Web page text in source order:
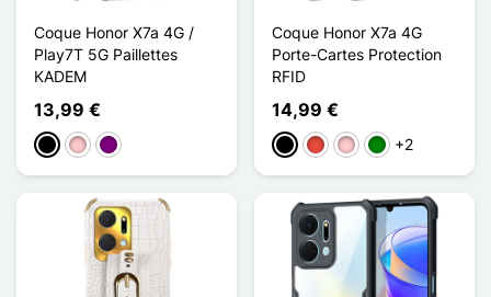
Coque Honor X7a 4G /
Play7T 5G Paillettes
KADEM
13,99 €
NegroRosaPúrpura
Coque Honor X7a 4G
Porte-Cartes Protection
RFID
14,99 €
NegroRojoRosaVerde
+2